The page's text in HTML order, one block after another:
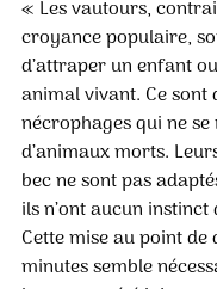
« Les vautours,
croyance populaire,
d’attraper un enfant
animal vivant. Ce sont
nécrophages qui ne
d’animaux morts.
bec ne sont pas
ils n’ont aucun
Cette mise au point de
minutes semble